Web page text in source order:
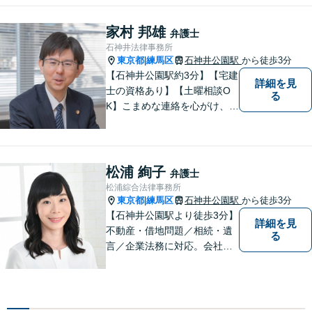
脚で解決へ向けて尽力いたし
ます。まずはお気軽にご相談
ください。
家村 邦雄 弁護士
石神井法律事務所
東京都 練馬区 石神井公園駅 から徒歩3分
【石神井公園駅約3分】【宅建
士の資格あり】【土曜相談O
K】こまめな連絡を心がけ、依
してワンストップ解決【初回
相談無料】【完全個室で対
応】
詳細を見
る
松浦 絢子 弁護士
松浦綜合法律事務所
東京都 練馬区 石神井公園駅 から徒歩3分
【石神井公園駅より徒歩3分】
不動産・借地問題／相続・遺
言／企業法務に対応。会社員
詳細を見
る